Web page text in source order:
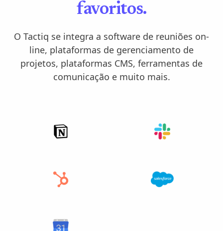
favoritos.
O Tactiq se integra a software de reuniões on-
line, plataformas de gerenciamento de
projetos, plataformas CMS, ferramentas de
comunicação e muito mais.